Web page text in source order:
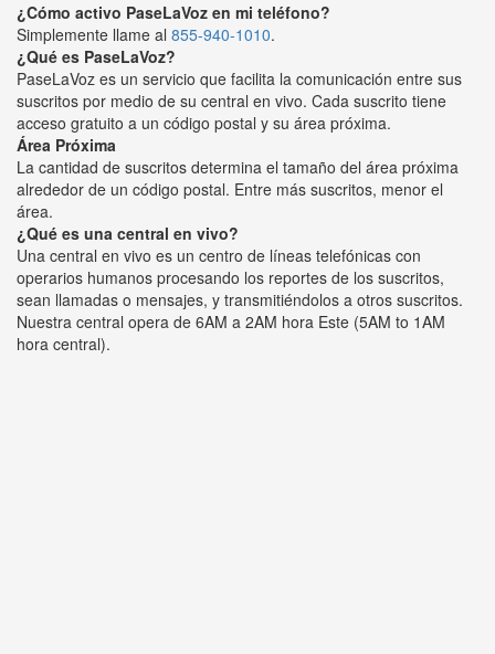
¿Cómo activo PaseLaVoz en mi teléfono?
Simplemente llame al 855-940-1010.
¿Qué es PaseLaVoz?
PaseLaVoz es un servicio que facilita la comunicación entre sus
suscritos por medio de su central en vivo. Cada suscrito tiene
acceso gratuito a un código postal y su área próxima.
Área Próxima
La cantidad de suscritos determina el tamaño del área próxima
alrededor de un código postal. Entre más suscritos, menor el
área.
¿Qué es una central en vivo?
Una central en vivo es un centro de líneas telefónicas con
operarios humanos procesando los reportes de los suscritos,
sean llamadas o mensajes, y transmitiéndolos a otros suscritos.
Nuestra central opera de 6AM a 2AM hora Este (5AM to 1AM
hora central).